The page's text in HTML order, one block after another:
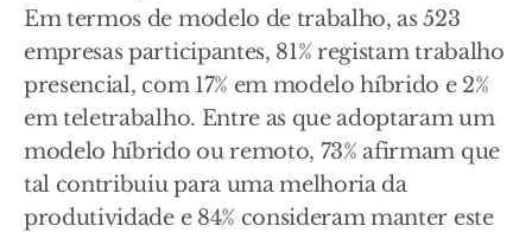
Em termos de modelo de trabalho, as 523
empresas participantes, 81% registam trabalho
presencial, com 17% em modelo híbrido e 2%
em teletrabalho. Entre as que adoptaram um
modelo híbrido ou remoto, 73% afirmam que
tal contribuiu para uma melhoria da
produtividade e 84% consideram manter este